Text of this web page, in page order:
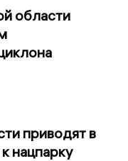
области
приводят в
нацпарку